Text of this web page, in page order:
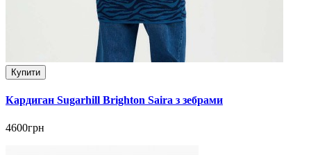
Купити
Кардиган Sugarhill Brighton Saira з зебрами
4600грн